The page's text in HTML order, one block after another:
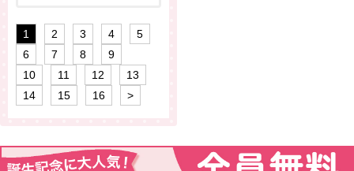
1 2 3 4
5
6
7 8
9
10
11 12
13
14
15 16 >